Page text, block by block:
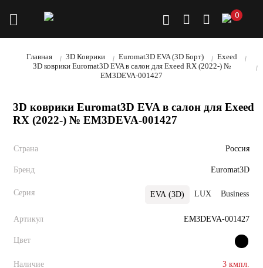
0
Главная 3D Коврики Euromat3D EVA (3D Борт)
Exeed
3D коврики Euromat3D EVA в салон для Exeed RX (2022-) №
EM3DEVA-001427
3D коврики Euromat3D EVA в салон для Exeed
RX (2022-) № EM3DEVA-001427
Страна Россия
Бренд Euromat3D
Серия EVA (3D) LUX Business
Артикул EM3DEVA-001427
Цвет
Наличие 3 кмпл.